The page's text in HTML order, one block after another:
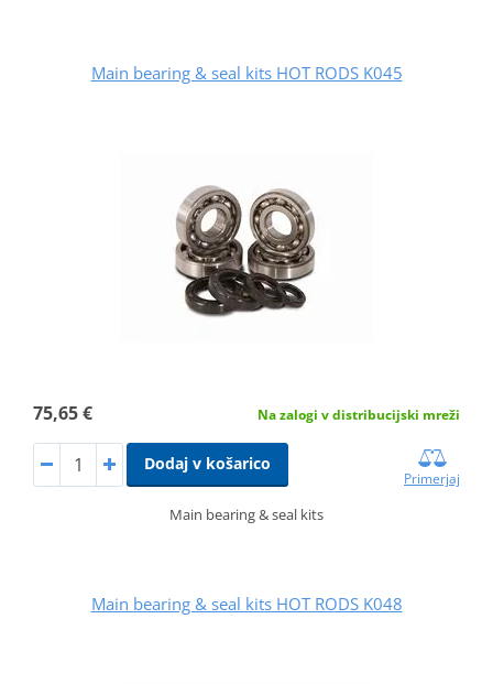
Main bearing & seal kits HOT RODS K045
75,65 € Na zalogi v distribucijski mreži
Dodaj v košarico
Primerjaj
Main bearing & seal kits
Main bearing & seal kits HOT RODS K048